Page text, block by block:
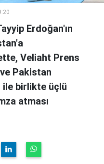
Erdoğan'ın
Veliaht Prens
Pakistan
ile birlikte üçlü
atması